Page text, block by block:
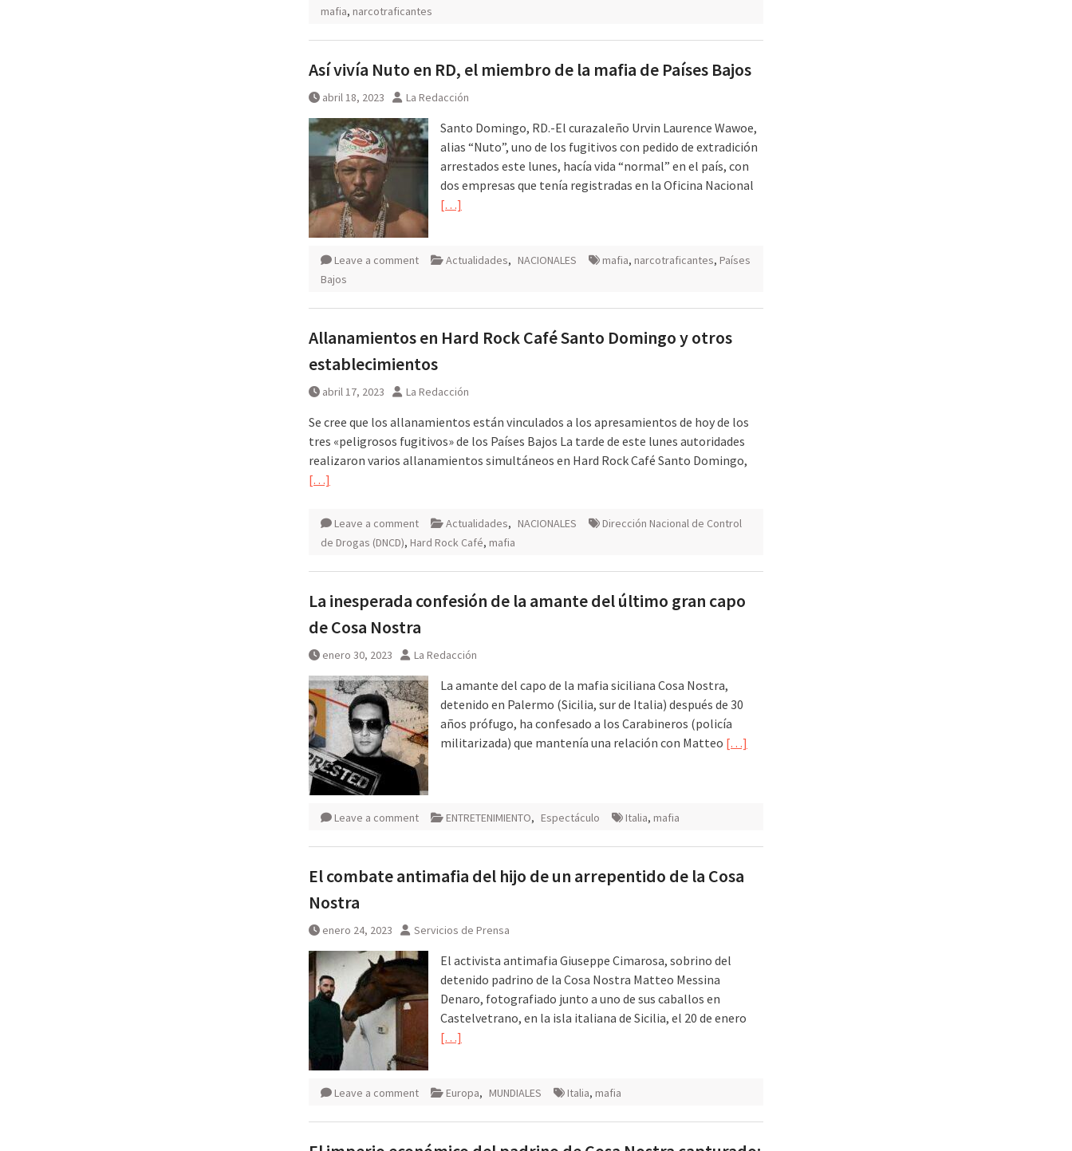
mafia, narcotraficantes
Así vivía Nuto en RD, el miembro de la mafia de Países Bajos
abril 18, 2023 La Redacción
Santo Domingo, RD.-El curazaleño Urvin Laurence Wawoe,
alias “Nuto”, uno de los fugitivos con pedido de extradición
arrestados este lunes, hacía vida “normal” en el país, con
dos empresas que tenía registradas en la Oficina Nacional
[…]
Leave a comment Actualidades, NACIONALES mafia, narcotraficantes, Países
Bajos
Allanamientos en Hard Rock Café Santo Domingo y otros
establecimientos
abril 17, 2023 La Redacción
Se cree que los allanamientos están vinculados a los apresamientos de hoy de los
tres «peligrosos fugitivos» de los Países Bajos La tarde de este lunes autoridades
realizaron varios allanamientos simultáneos en Hard Rock Café Santo Domingo,
[…]
Leave a comment Actualidades, NACIONALES
Dirección Nacional de Control
de Drogas (DNCD), Hard Rock Café, mafia
La inesperada confesión de la amante del último gran capo
de Cosa Nostra
enero 30, 2023 La Redacción
La amante del capo de la mafia siciliana Cosa Nostra,
detenido en Palermo (Sicilia, sur de Italia) después de 30
años prófugo, ha confesado a los Carabineros (policía
militarizada) que mantenía una relación con Matteo […]
Leave a comment ENTRETENIMIENTO, Espectáculo Italia, mafia
El combate antimafia del hijo de un arrepentido de la Cosa
Nostra
enero 24, 2023 Servicios de Prensa
El activista antimafia Giuseppe Cimarosa, sobrino del
detenido padrino de la Cosa Nostra Matteo Messina
Denaro, fotografiado junto a uno de sus caballos en
Castelvetrano, en la isla italiana de Sicilia, el 20 de enero
[…]
Leave a comment Europa, MUNDIALES Italia, mafia